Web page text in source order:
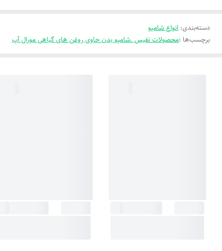
دسته‌بندی: انواع شامپو
برچسب‌ها :محصولات نفیس .شامپو بدن حاوی روغن های گیاهی مورال آپ